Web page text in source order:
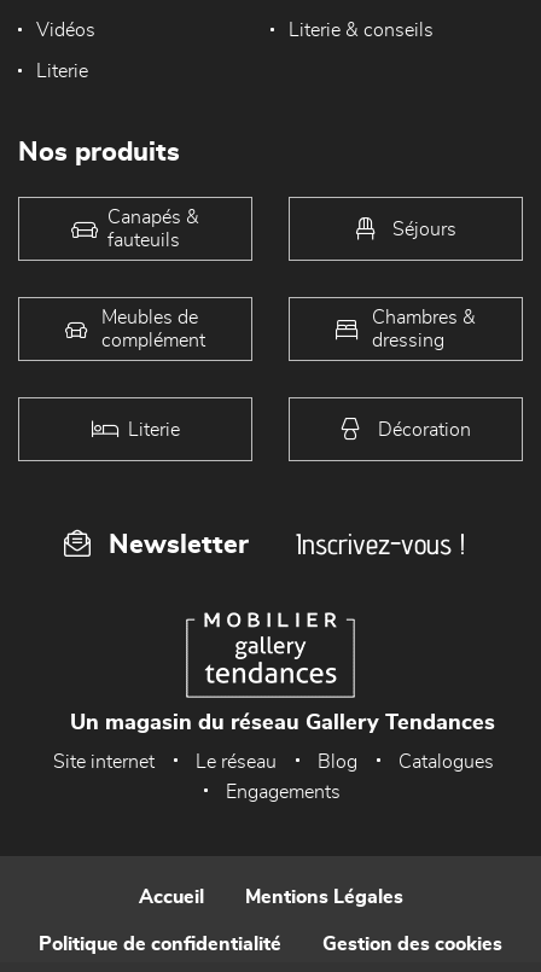
Vidéos Literie & conseils
Literie
Nos produits
Canapés &
fauteuils
Séjours
Meubles de
complément
Chambres &
dressing
Literie Décoration
Newsletter Inscrivez-vous !
Un magasin du réseau Gallery Tendances
Site internet Le réseau Blog
Catalogues
Engagements
Accueil Mentions Légales
Politique de confidentialité Gestion des cookies